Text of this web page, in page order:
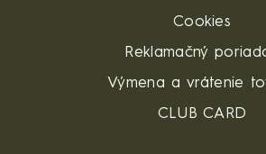
Cookies
Reklamačný
Výmena a vrátenie
CLUB CARD